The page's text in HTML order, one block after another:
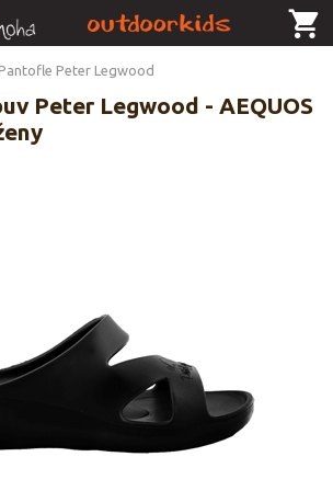
Pantofle Peter Legwood
Peter Legwood - AEQUOS